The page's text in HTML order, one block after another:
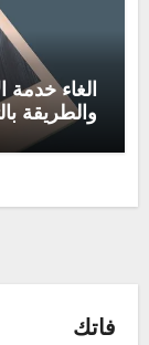
الغاء خدمة
والطريقة
فاتك